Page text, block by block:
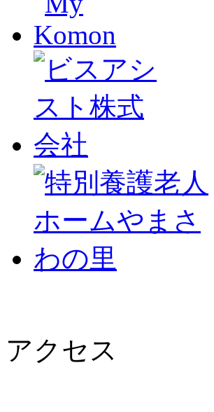
アクセス